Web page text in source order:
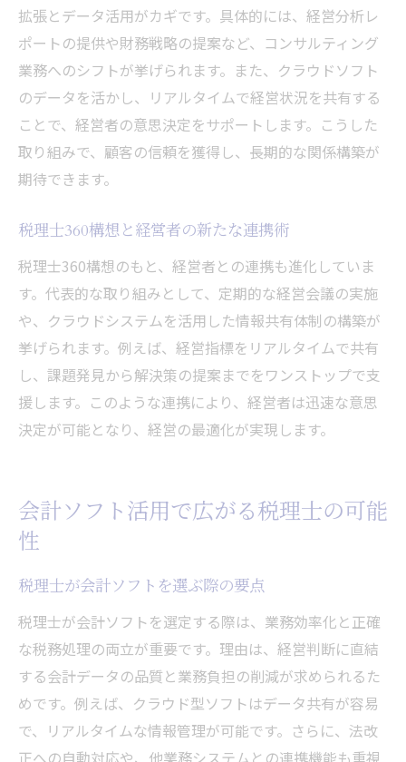
拡張とデータ活用がカギです。具体的には、経営分析レ
ポートの提供や財務戦略の提案など、コンサルティング
業務へのシフトが挙げられます。また、クラウドソフト
のデータを活かし、リアルタイムで経営状況を共有する
ことで、経営者の意思決定をサポートします。こうした
取り組みで、顧客の信頼を獲得し、長期的な関係構築が
期待できます。
税理士360構想と経営者の新たな連携術
税理士360構想のもと、経営者との連携も進化していま
す。代表的な取り組みとして、定期的な経営会議の実施
や、クラウドシステムを活用した情報共有体制の構築が
挙げられます。例えば、経営指標をリアルタイムで共有
し、課題発見から解決策の提案までをワンストップで支
援します。このような連携により、経営者は迅速な意思
決定が可能となり、経営の最適化が実現します。
会計ソフト活用で広がる税理士の可能
性
税理士が会計ソフトを選ぶ際の要点
税理士が会計ソフトを選定する際は、業務効率化と正確
な税務処理の両立が重要です。理由は、経営判断に直結
する会計データの品質と業務負担の削減が求められるた
めです。例えば、クラウド型ソフトはデータ共有が容易
で、リアルタイムな情報管理が可能です。さらに、法改
正への自動対応や、他業務システムとの連携機能も重視